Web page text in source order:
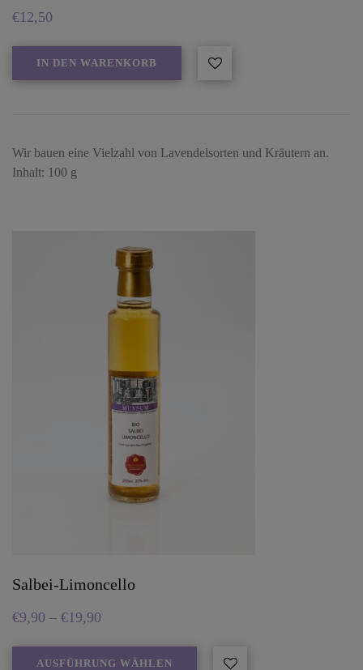
€12,50
IN DEN WARENKORB
Wir bauen eine Vielzahl von Lavendelsorten und Kräutern an.
Inhalt: 100 g
Salbei-Limoncello
€9,90 – €19,90
AUSFÜHRUNG WÄHLEN